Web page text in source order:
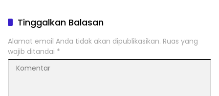
Tinggalkan Balasan
Alamat email Anda tidak akan dipublikasikan. Ruas yang
wajib ditandai *